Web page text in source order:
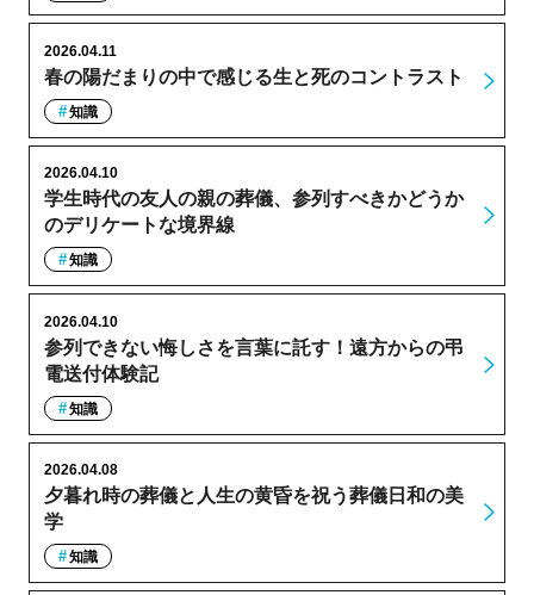
春の陽だまりの中で感じる生と死のコントラスト
2026.04.11
知識
学生時代の友人の親の葬儀、参列すべきかどうか
のデリケートな境界線
2026.04.10
知識
参列できない悔しさを言葉に託す！遠方からの弔
電送付体験記
2026.04.10
知識
夕暮れ時の葬儀と人生の黄昏を祝う葬儀日和の美
学
2026.04.08
知識